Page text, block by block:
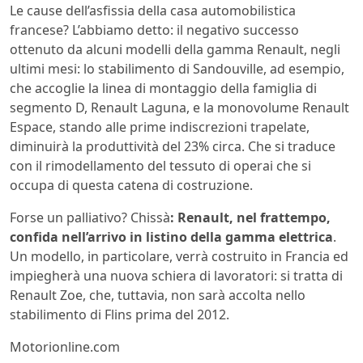
Le cause dell’asfissia della casa automobilistica
francese? L’abbiamo detto: il negativo successo
ottenuto da alcuni modelli della gamma Renault, negli
ultimi mesi: lo stabilimento di Sandouville, ad esempio,
che accoglie la linea di montaggio della famiglia di
segmento D, Renault Laguna, e la monovolume Renault
Espace, stando alle prime indiscrezioni trapelate,
diminuirà la produttività del 23% circa. Che si traduce
con il rimodellamento del tessuto di operai che si
occupa di questa catena di costruzione.
Forse un palliativo? Chissà: Renault, nel frattempo,
confida nell’arrivo in listino della gamma elettrica.
Un modello, in particolare, verrà costruito in Francia ed
impiegherà una nuova schiera di lavoratori: si tratta di
Renault Zoe, che, tuttavia, non sarà accolta nello
stabilimento di Flins prima del 2012.
Motorionline.com